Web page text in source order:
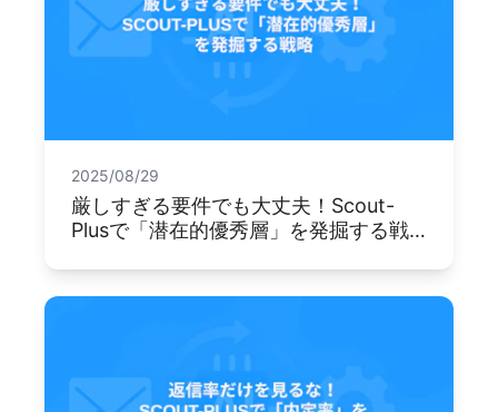
2025/08/29
厳しすぎる要件でも大丈夫！Scout-
Plusで「潜在的優秀層」を発掘する戦